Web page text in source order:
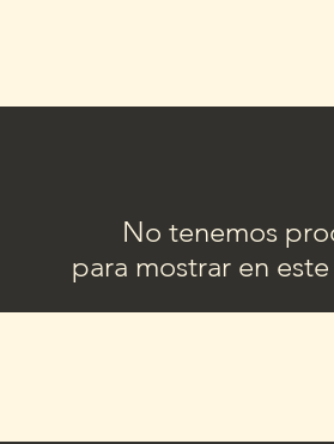
No tenemos
para mostrar en